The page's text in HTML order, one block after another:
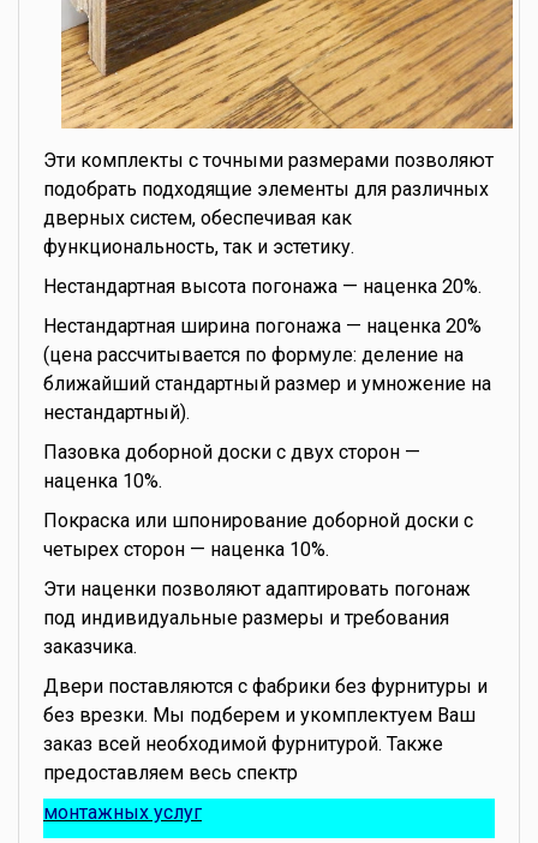
Эти комплекты с точными размерами позволяют
подобрать подходящие элементы для различных
дверных систем, обеспечивая как
функциональность, так и эстетику.
Нестандартная высота погонажа — наценка 20%.
Нестандартная ширина погонажа — наценка 20%
(цена рассчитывается по формуле: деление на
ближайший стандартный размер и умножение на
нестандартный).
Пазовка доборной доски с двух сторон —
наценка 10%.
Покраска или шпонирование доборной доски с
четырех сторон — наценка 10%.
Эти наценки позволяют адаптировать погонаж
под индивидуальные размеры и требования
заказчика.
Двери поставляются с фабрики без фурнитуры и
без врезки. Мы подберем и укомплектуем Ваш
заказ всей необходимой фурнитурой. Также
предоставляем весь спектр
монтажных услуг